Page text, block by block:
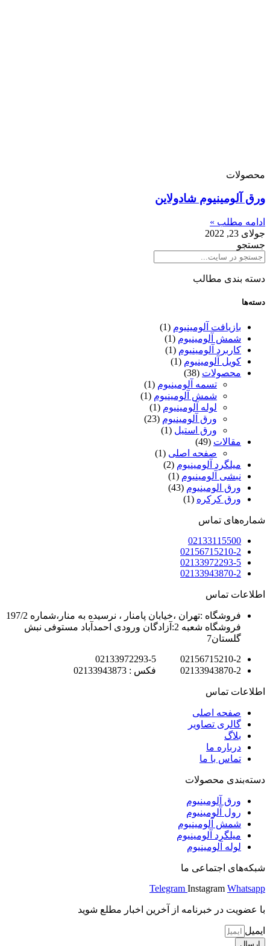
محصولات
ورق آلومینیوم شادولاین
ادامه مطلب »
جولای 23, 2022
جستجو
دسته بندی مطالب
دسته‌ها
بازیافت آلومینیوم (1)
شمش آلومینیوم (1)
کاربرد آلومینیوم (1)
کویل آلومینیوم (1)
محصولات (38)
تسمه آلومینیوم (1)
شمش آلومینیوم (1)
لوله آلومینیوم (1)
ورق آلومینیوم (23)
ورق استیل (1)
مقالات (49)
صفحه اصلی (1)
میلگرد آلومینیوم (2)
نبشی آلومینیوم (1)
ورق الومینیوم (43)
ورق کرکره (1)
شماره‌های تماس
02133115500
02156715210-2
02133972293-5
02133943870-2
اطلاعات تماس
فروشگاه :تهران ،خیابان پامنار ، نرسیده به منار،شماره 197/2
فروشگاه شعبه 2:آزادگان ورودی احمدآباد مستوفی نبش
گلستان7
02156715210-2 02133972293-5
02133943870-2 فکس : 02133943873
اطلاعات تماس
صفحه اصلی
گالری تصاویر
بلاگ
درباره ما
تماس با ما
دسته‌بندی محصولات
ورق آلومینیوم
رول آلومینیوم
شمش آلومینیوم
میلگرد آلومینیوم
لوله آلومینیوم
شبکه‌های اجتماعی ما
Telegram Instagram Whatsapp
با عضویت در خبرنامه از آخرین اخبار مطلع شوید
ایمیل
ارسال